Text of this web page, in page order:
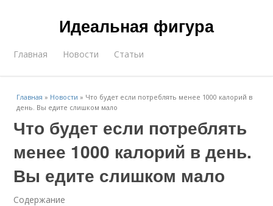
Идеальная фигура
Главная Новости Статьи
Главная » Новости » Что будет если потреблять менее 1000 калорий в
день. Вы едите слишком мало
Что будет если потреблять
менее 1000 калорий в день.
Вы едите слишком мало
Содержание